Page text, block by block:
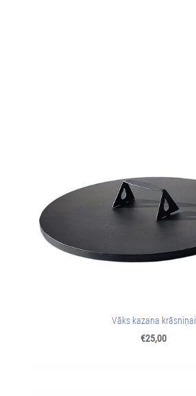
Vāks kazana krāsniņai
€25,00